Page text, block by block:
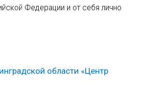
Федерации и от себя лично
области «Центр